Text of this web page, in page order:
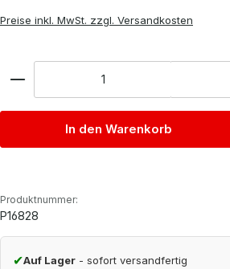
Preise inkl. MwSt. zzgl. Versandkosten
In den Warenkorb
Produktnummer:
P16828
✔Auf Lager - sofort versandfertig